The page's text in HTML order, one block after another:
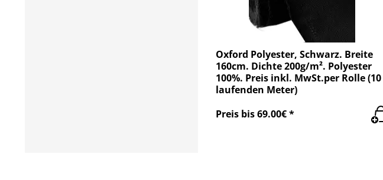
Oxford Polyester, Schwarz. Breite
160cm. Dichte 200g/m². Polyester
100%. Preis inkl. MwSt.per Rolle (10
laufenden Meter)
Preis bis 69.00€ *